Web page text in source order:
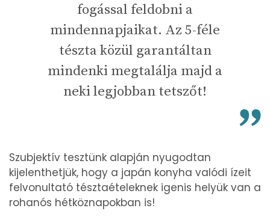
fogással feldobni a
mindennapjaikat. Az 5-féle
tészta közül garantáltan
mindenki megtalálja majd a
neki legjobban tetszőt!
Szubjektív tesztünk alapján nyugodtan
kijelenthetjük, hogy a japán konyha valódi ízeit
felvonultató tésztaételeknek igenis helyük van a
rohanós hétköznapokban is!